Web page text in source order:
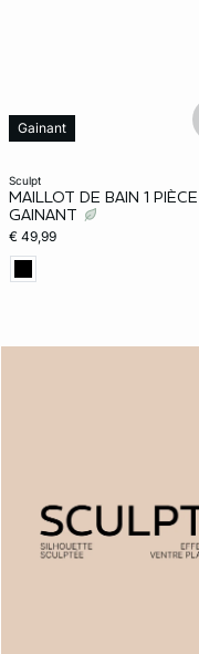
sculpt
MAILLOT DE BAIN 1 PIÈCE
GAINANT
€ 49,99
Gainant